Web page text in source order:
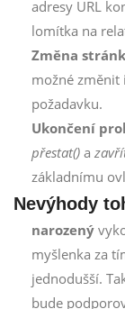
adresy URL
lomítka na
Změna
možné změnit
požadavku.
Ukončení
přestat() a
základnímu
Nevýhody
narozený
myšlenka za
jednodušší.
bude